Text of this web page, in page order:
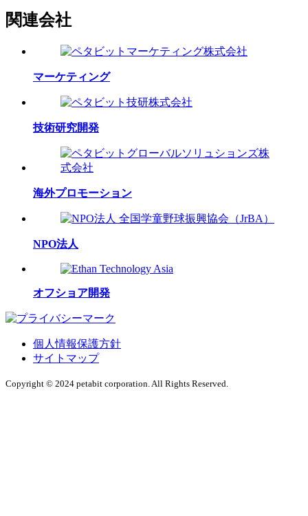
関連会社
マーケティング
技術研究開発
海外プロモーション
NPO法人
オフショア開発
個人情報保護方針
サイトマップ
Copyright © 2024 petabit corporation. All Rights Reserved.